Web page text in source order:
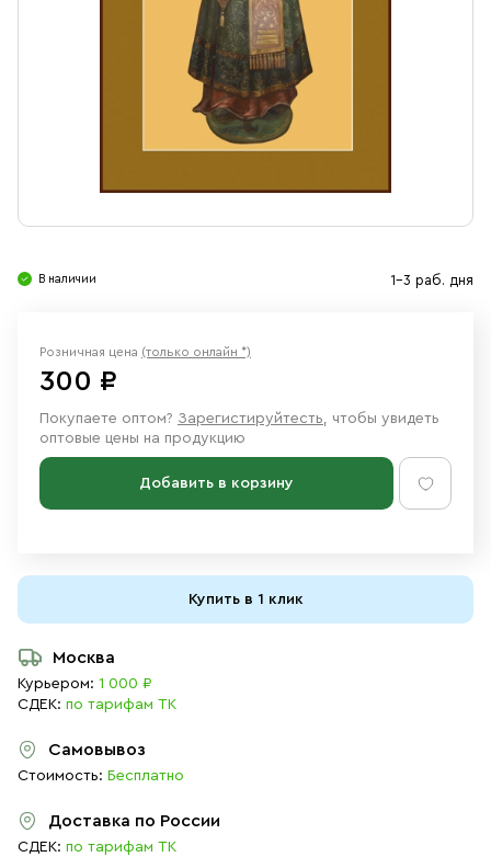
В наличии 1-3 раб. дня
Розничная цена (только онлайн *)
300 ₽
Покупаете оптом? Зарегистируйтесть, чтобы увидеть
оптовые цены на продукцию
Добавить в корзину
Купить в 1 клик
Москва
Курьером: 1 000 ₽
СДЕК: по тарифам ТК
Самовывоз
Стоимость: Бесплатно
Доставка по России
СДЕК: по тарифам ТК